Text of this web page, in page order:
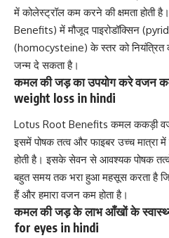
में कोलेस्ट्रॉल कम करने की क्षमता
Benefits) में मौजूदपाइरोडॉक्सिन
(homocysteine) के स्तर को नियंत्रित
जन्म दे सकता है।
कमल की जड़ का उपयोग करे वजन
weight loss in hindi
Lotus Root Benefits कमल ककड़ी
इसमें पोषक तत्व और फाइबर उच्च मात्रा
होती है। इसके सेवन से आवश्यक पोषक तत्वों
बहुत समय तक भरा हुआ महसूस करता है
हैं और हमारावजन कम होता है।
कमल की जड़ के लाभ आँखों के
for eyes in hindi